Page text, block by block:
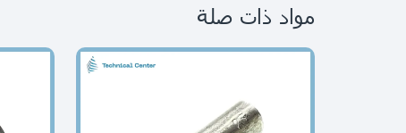
مواد ذات صلة